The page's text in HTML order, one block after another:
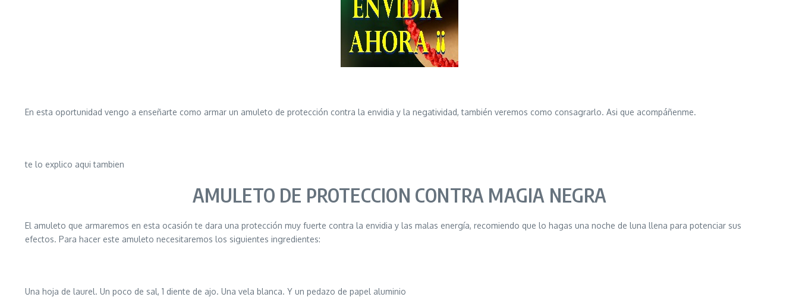
En esta oportunidad vengo a enseñarte como armar un amuleto de protección contra la envidia y la negatividad, también veremos como consagrarlo. Asi que acompáñenme.
te lo explico aqui tambien
AMULETO DE PROTECCION CONTRA MAGIA NEGRA
El amuleto que armaremos en esta ocasión te dara una protección muy fuerte contra la envidia y las malas energía, recomiendo que lo hagas una noche de luna llena para potenciar sus
efectos. Para hacer este amuleto necesitaremos los siguientes ingredientes:
Una hoja de laurel. Un poco de sal, 1 diente de ajo. Una vela blanca. Y un pedazo de papel aluminio